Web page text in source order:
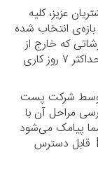
عزیز، کلیه
انتخاب شده
و سفارشاتی که خارج از
شهر تهران می‌باشند با پست رایگان طی حداکثر ۷ روز کاری
توسط شرکت پست
مراحل آن با
پیامک می‌شود
در سایت http://newtracking.post.ir قابل دسترس